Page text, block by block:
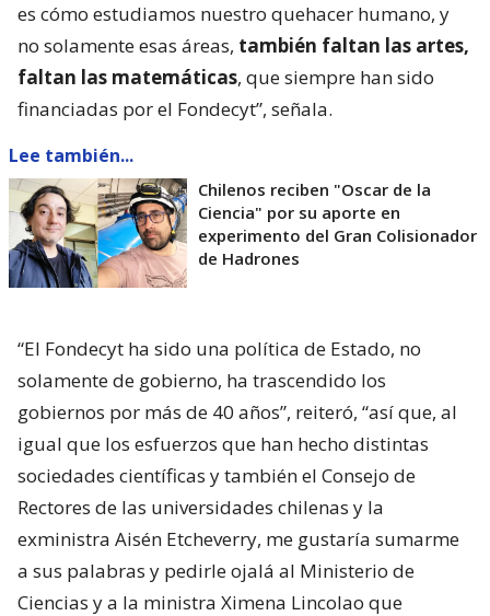
es cómo estudiamos nuestro quehacer humano, y
no solamente esas áreas, también faltan las artes,
faltan las matemáticas, que siempre han sido
financiadas por el Fondecyt”, señala.
Lee también...
Chilenos reciben "Oscar de la
Ciencia" por su aporte en
experimento del Gran Colisionador
de Hadrones
“El Fondecyt ha sido una política de Estado, no
solamente de gobierno, ha trascendido los
gobiernos por más de 40 años”, reiteró, “así que, al
igual que los esfuerzos que han hecho distintas
sociedades científicas y también el Consejo de
Rectores de las universidades chilenas y la
exministra Aisén Etcheverry, me gustaría sumarme
a sus palabras y pedirle ojalá al Ministerio de
Ciencias y a la ministra Ximena Lincolao que